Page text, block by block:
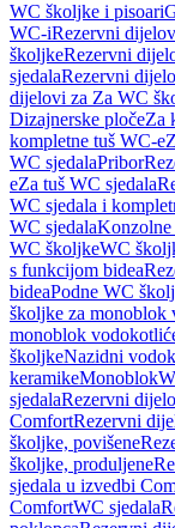
WC školjke i pisoari
WC-iRezervni
školjkeRezervni
sjedalaRezervni
dijelovi za Za WC
Dizajnerske pločeZa
kompletne tuš WC-e
WC sjedalaPribor
eZa tuš WC sjedala
WC sjedala i
WC sjedala
WC školjkeWC
s funkcijom bidea
bideaPodne WC
školjke za monoblok
monoblok
školjkeNazidni
keramikeMonoblok
sjedalaRezervni
ComfortRezervni
školjke, povišene
školjke, produljene
sjedala u izvedbi
ComfortWC sjedala